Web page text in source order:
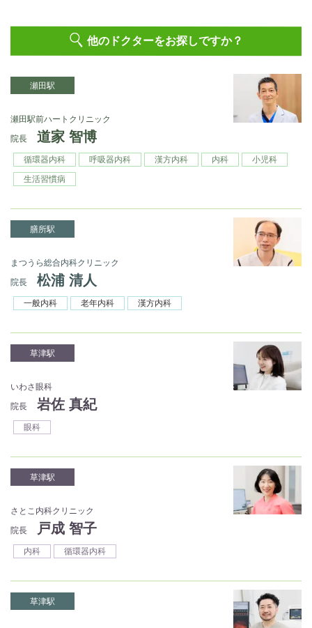
他のドクターをお探しですか？
瀬田駅
瀬⽥駅前ハートクリニック
院長
道家 智博
循環器内科 呼吸器内科 漢⽅内科 内科
⼩児科
⽣活習慣病
膳所駅
まつうら総合内科クリニック
院長
松浦 清人
一般内科 老年内科 漢方内科
草津駅
いわさ眼科
院長
岩佐 真紀
眼科
草津駅
さとこ内科クリニック
院長
戸成 智子
内科 循環器内科
草津駅